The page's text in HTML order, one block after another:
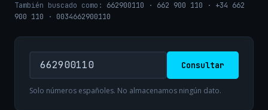
También buscado como: 662900110 · 662 900 110 · +34 662
900 110 · 0034662900110
Consultar
Solo números españoles. No almacenamos ningún dato.